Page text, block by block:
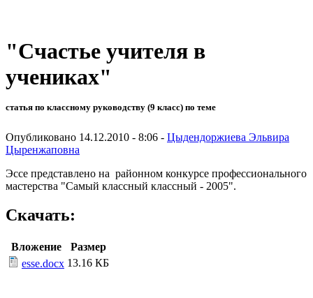
"Счастье учителя в
учениках"
статья по классному руководству (9 класс) по теме
Опубликовано 14.12.2010 - 8:06 - Цыдендоржиева Эльвира
Цыренжаповна
Эссе представлено на районном конкурсе профессионального
мастерства "Самый классный классный - 2005".
Скачать:
Вложение
Размер
esse.docx 13.16 КБ